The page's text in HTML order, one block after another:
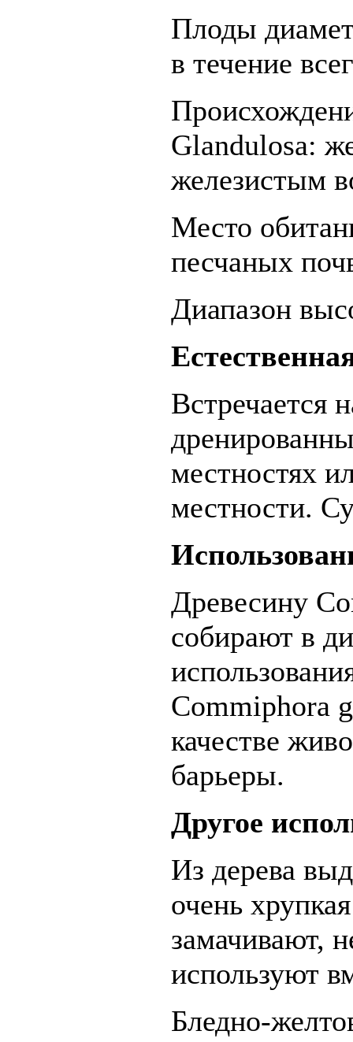
Плоды
в течение
Glandulosa:
железистым
Место
песчаных
Диапазон
Встречается
местностях
местности.
Древесину
собирают в
Commiphora
качестве
барьеры.
Другое
Из дерева
очень
замачивают,
используют
Бледно-